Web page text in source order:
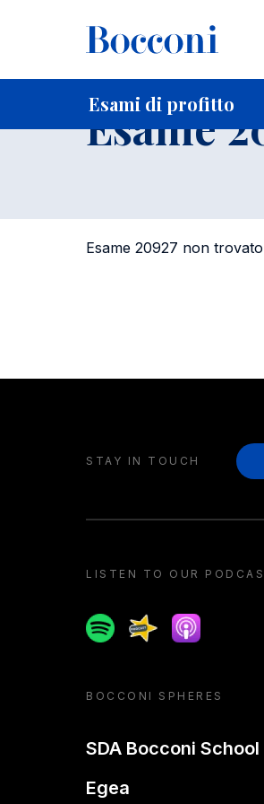
Esami di profitto
Home Per studenti iscritti
Esame
Esame 20927 non trovato
STAY IN TOUCH
LISTEN TO OUR
SpotifySpreakerApple podcast
BOCCONI SPHERES
SDA Bocconi
Egea